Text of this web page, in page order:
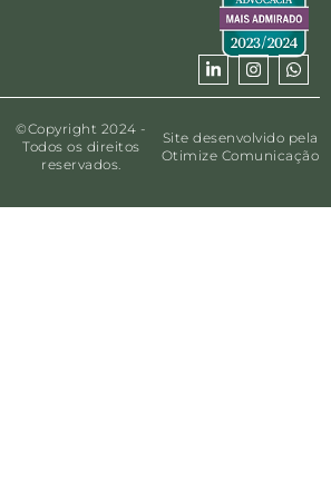
©Copyright 2024 -
Todos os direitos
reservados.
Site desenvolvido pela
Otimize Comunicação